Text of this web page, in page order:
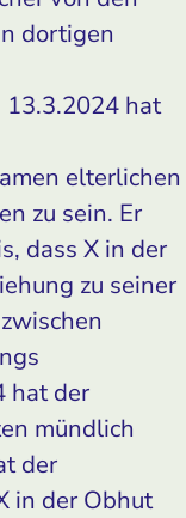
dortigen
13.3.2024 hat
elterlichen
zu sein. Er
dass X in der
zu seiner
hat der
mündlich
der
in der Obhut